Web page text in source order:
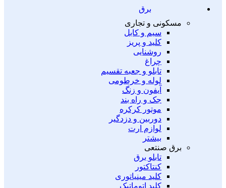
برق
مسکونی و تجاری
سیم و کابل
کلید و پریز
روشنایی
چراغ
تابلو و جعبه تقسیم
لوله و خرطومی
آیفون و زنگ
جک و راه بند
موتور کرکره
دوربین و دزدگیر
لوازم ارت
بیشتر
برق صنتعی
تابلو برق
کنتاکتور
کلید مینیاتوری
کلید اتوماتیک